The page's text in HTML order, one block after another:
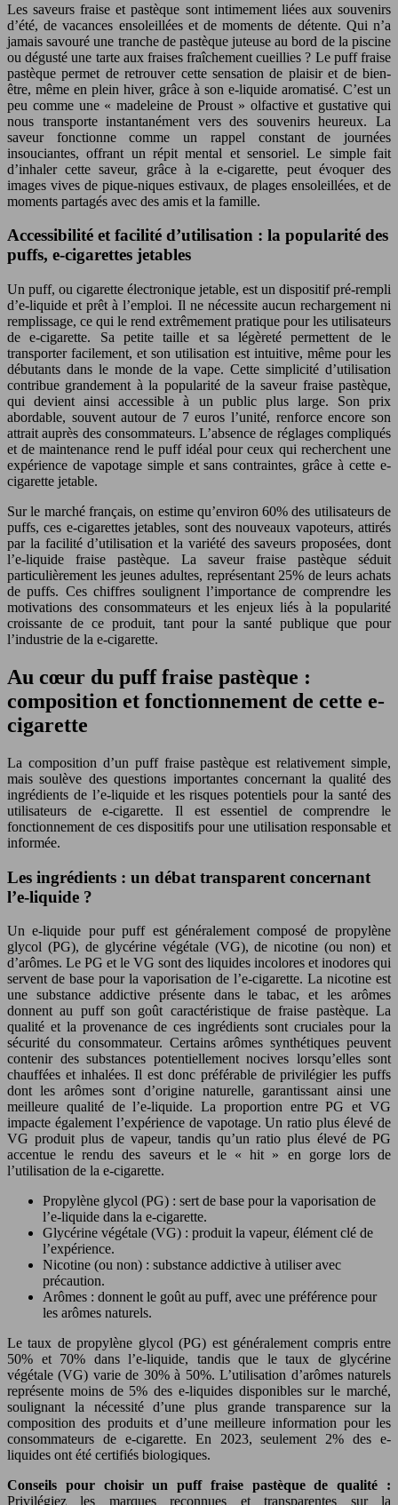
Les saveurs fraise et pastèque sont intimement liées aux souvenirs
d’été, de vacances ensoleillées et de moments de détente. Qui n’a
jamais savouré une tranche de pastèque juteuse au bord de la piscine
ou dégusté une tarte aux fraises fraîchement cueillies ? Le puff fraise
pastèque permet de retrouver cette sensation de plaisir et de bien-
être, même en plein hiver, grâce à son e-liquide aromatisé. C’est un
peu comme une « madeleine de Proust » olfactive et gustative qui
nous transporte instantanément vers des souvenirs heureux. La
saveur fonctionne comme un rappel constant de journées
insouciantes, offrant un répit mental et sensoriel. Le simple fait
d’inhaler cette saveur, grâce à la e-cigarette, peut évoquer des
images vives de pique-niques estivaux, de plages ensoleillées, et de
moments partagés avec des amis et la famille.
Accessibilité et facilité d’utilisation : la popularité des
puffs, e-cigarettes jetables
Un puff, ou cigarette électronique jetable, est un dispositif pré-rempli
d’e-liquide et prêt à l’emploi. Il ne nécessite aucun rechargement ni
remplissage, ce qui le rend extrêmement pratique pour les utilisateurs
de e-cigarette. Sa petite taille et sa légèreté permettent de le
transporter facilement, et son utilisation est intuitive, même pour les
débutants dans le monde de la vape. Cette simplicité d’utilisation
contribue grandement à la popularité de la saveur fraise pastèque,
qui devient ainsi accessible à un public plus large. Son prix
abordable, souvent autour de 7 euros l’unité, renforce encore son
attrait auprès des consommateurs. L’absence de réglages compliqués
et de maintenance rend le puff idéal pour ceux qui recherchent une
expérience de vapotage simple et sans contraintes, grâce à cette e-
cigarette jetable.
Sur le marché français, on estime qu’environ 60% des utilisateurs de
puffs, ces e-cigarettes jetables, sont des nouveaux vapoteurs, attirés
par la facilité d’utilisation et la variété des saveurs proposées, dont
l’e-liquide fraise pastèque. La saveur fraise pastèque séduit
particulièrement les jeunes adultes, représentant 25% de leurs achats
de puffs. Ces chiffres soulignent l’importance de comprendre les
motivations des consommateurs et les enjeux liés à la popularité
croissante de ce produit, tant pour la santé publique que pour
l’industrie de la e-cigarette.
Au cœur du puff fraise pastèque :
composition et fonctionnement de cette e-
cigarette
La composition d’un puff fraise pastèque est relativement simple,
mais soulève des questions importantes concernant la qualité des
ingrédients de l’e-liquide et les risques potentiels pour la santé des
utilisateurs de e-cigarette. Il est essentiel de comprendre le
fonctionnement de ces dispositifs pour une utilisation responsable et
informée.
Les ingrédients : un débat transparent concernant
l’e-liquide ?
Un e-liquide pour puff est généralement composé de propylène
glycol (PG), de glycérine végétale (VG), de nicotine (ou non) et
d’arômes. Le PG et le VG sont des liquides incolores et inodores qui
servent de base pour la vaporisation de l’e-cigarette. La nicotine est
une substance addictive présente dans le tabac, et les arômes
donnent au puff son goût caractéristique de fraise pastèque. La
qualité et la provenance de ces ingrédients sont cruciales pour la
sécurité du consommateur. Certains arômes synthétiques peuvent
contenir des substances potentiellement nocives lorsqu’elles sont
chauffées et inhalées. Il est donc préférable de privilégier les puffs
dont les arômes sont d’origine naturelle, garantissant ainsi une
meilleure qualité de l’e-liquide. La proportion entre PG et VG
impacte également l’expérience de vapotage. Un ratio plus élevé de
VG produit plus de vapeur, tandis qu’un ratio plus élevé de PG
accentue le rendu des saveurs et le « hit » en gorge lors de
l’utilisation de la e-cigarette.
Propylène glycol (PG) : sert de base pour la vaporisation de
l’e-liquide dans la e-cigarette.
Glycérine végétale (VG) : produit la vapeur, élément clé de
l’expérience.
Nicotine (ou non) : substance addictive à utiliser avec
précaution.
Arômes : donnent le goût au puff, avec une préférence pour
les arômes naturels.
Le taux de propylène glycol (PG) est généralement compris entre
50% et 70% dans l’e-liquide, tandis que le taux de glycérine
végétale (VG) varie de 30% à 50%. L’utilisation d’arômes naturels
représente moins de 5% des e-liquides disponibles sur le marché,
soulignant la nécessité d’une plus grande transparence sur la
composition des produits et d’une meilleure information pour les
consommateurs de e-cigarette. En 2023, seulement 2% des e-
liquides ont été certifiés biologiques.
Conseils pour choisir un puff fraise pastèque de qualité :
Privilégiez les marques reconnues et transparentes sur la